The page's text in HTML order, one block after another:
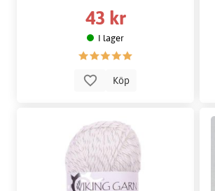
43 kr
I lager
Köp